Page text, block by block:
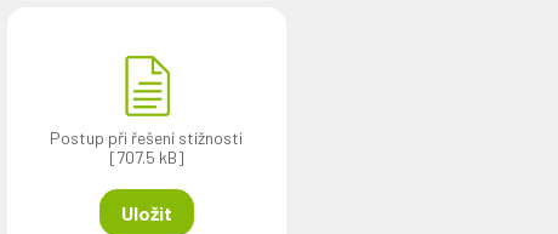
Postup při řešení stížností
[707.5 kB]
Uložit